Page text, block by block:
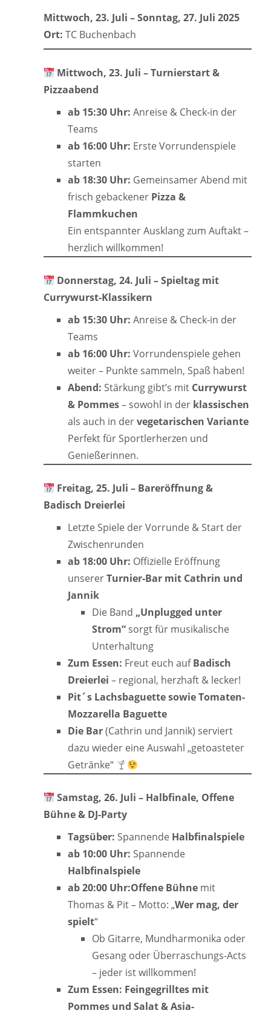
Mittwoch, 23. Juli – Sonntag, 27. Juli 2025
Ort: TC Buchenbach
Mittwoch, 23. Juli – Turnierstart &
Pizzaabend
ab 15:30 Uhr: Anreise & Check-in der
Teams
ab 16:00 Uhr: Erste Vorrundenspiele
starten
ab 18:30 Uhr: Gemeinsamer Abend mit
frisch gebackener Pizza &
Flammkuchen
Ein entspannter Ausklang zum Auftakt –
herzlich willkommen!
Donnerstag, 24. Juli – Spieltag mit
Currywurst-Klassikern
ab 15:30 Uhr: Anreise & Check-in der
Teams
ab 16:00 Uhr: Vorrundenspiele gehen
weiter – Punkte sammeln, Spaß haben!
Abend: Stärkung gibt’s mit Currywurst
& Pommes– sowohl in der klassischen
als auch in dervegetarischen Variante
Perfekt für Sportlerherzen und
Genießerinnen.
Freitag, 25. Juli – Bareröffnung &
Badisch Dreierlei
Letzte Spiele der Vorrunde & Start der
Zwischenrunden
ab 18:00 Uhr: Offizielle Eröffnung
unsererTurnier-Bar mit Cathrin und
Jannik
Die Band „Unplugged unter
Strom“ sorgt für musikalische
Unterhaltung
Zum Essen: Freut euch aufBadisch
Dreierlei – regional, herzhaft & lecker!
Pit´s Lachsbaguette sowie Tomaten-
Mozzarella Baguette
Die Bar(Cathrin und Jannik) serviert
dazu wieder eine Auswahl „getoasteter
Getränke“
Samstag, 26. Juli – Halbfinale, Offene
Bühne & DJ-Party
Tagsüber: Spannende Halbfinalspiele
ab 10:00 Uhr: Spannende
Halbfinalspiele
ab 20:00 Uhr:Offene Bühne mit
Thomas & Pit – Motto: „Wer mag, der
spielt“
Ob Gitarre, Mundharmonika oder
Gesang oder Überraschungs-Acts
– jeder ist willkommen!
Zum Essen: Feingegrilltes mit
Pommes und Salat & Asia-